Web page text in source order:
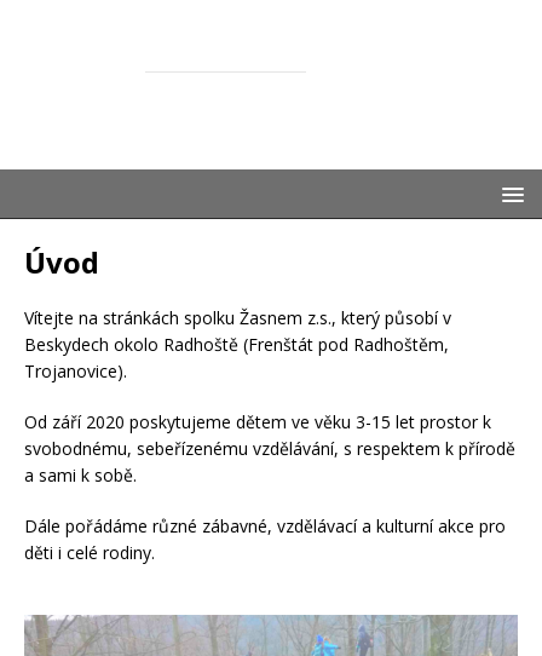
Úvod
Vítejte na stránkách spolku Žasnem z.s., který působí v
Beskydech okolo Radhoště (Frenštát pod Radhoštěm,
Trojanovice).
Od září 2020 poskytujeme dětem ve věku 3-15 let prostor k
svobodnému, sebeřízenému vzdělávání, s respektem k přírodě
a sami k sobě.
Dále pořádáme různé zábavné, vzdělávací a kulturní akce pro
děti i celé rodiny.